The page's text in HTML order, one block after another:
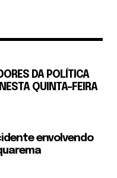
DA POLÍTICA
QUINTA-FEIRA
envolvendo